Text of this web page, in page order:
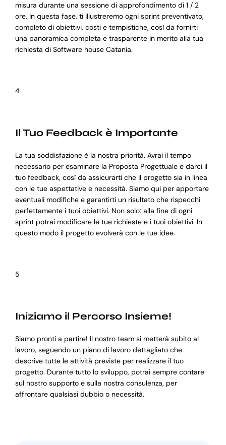
misura durante una sessione di approfondimento di 1 / 2
ore. In questa fase, ti illustreremo ogni sprint preventivato,
completo di obiettivi, costi e tempistiche, così da fornirti
una panoramica completa e trasparente in merito alla tua
richiesta di Software house Catania.
4
Il Tuo Feedback è Importante
La tua soddisfazione è la nostra priorità. Avrai il tempo
necessario per esaminare la Proposta Progettuale e darci il
tuo feedback, così da assicurarti che il progetto sia in linea
con le tue aspettative e necessità. Siamo qui per apportare
eventuali modifiche e garantirti un risultato che rispecchi
perfettamente i tuoi obiettivi. Non solo: alla fine di ogni
sprint potrai modificare le tue richieste e i tuoi obiettivi. In
questo modo il progetto evolverà con le tue idee.
5
Iniziamo il Percorso Insieme!
Siamo pronti a partire! Il nostro team si metterà subito al
lavoro, seguendo un piano di lavoro dettagliato che
descrive tutte le attività previste per realizzare il tuo
progetto. Durante tutto lo sviluppo, potrai sempre contare
sul nostro supporto e sulla nostra consulenza, per
affrontare qualsiasi dubbio o necessità.